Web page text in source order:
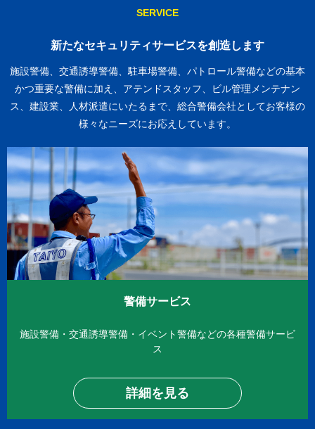
SERVICE
新たなセキュリティサービスを創造します
施設警備、交通誘導警備、駐車場警備、パトロール警備などの基本
かつ重要な警備に加え、 アテンドスタッフ、ビル管理メンテナン
ス、建設業、人材派遣にいたるまで、総合警備会社としてお客様の
様々なニーズにお応えしています。
警備サービス
施設警備・交通誘導警備・イベント警備などの各種警備サービ
ス
詳細を見る